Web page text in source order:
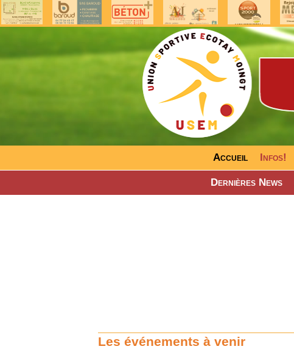
Accueil Infos!
Dernières News
Les événements à venir